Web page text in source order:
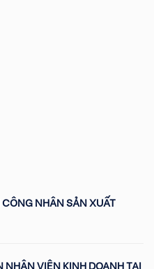
NHÂN SẢN XUẤT
VIÊN KINH DOANH TẠI